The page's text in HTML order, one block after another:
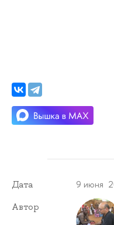
Дата 9 июня
Автор